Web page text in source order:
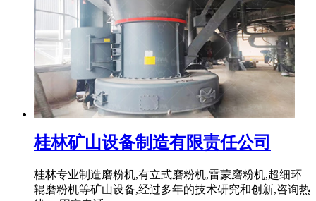
桂林矿山设备制造有限责任公司
桂林专业制造磨粉机,有立式磨粉机,雷蒙磨粉机,超细环
辊磨粉机等矿山设备,经过多年的技术研究和创新,咨询热